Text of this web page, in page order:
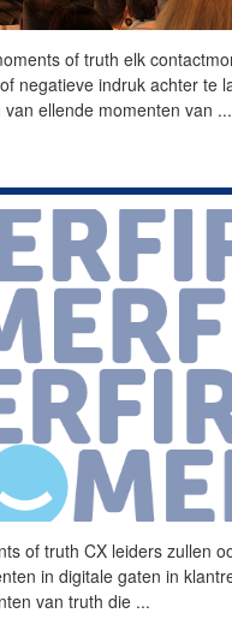
of truth elk
of negatieve indruk achter te
ellende momenten van ...
of truth CX leiders zullen
in digitale gaten in
vantruth die ...